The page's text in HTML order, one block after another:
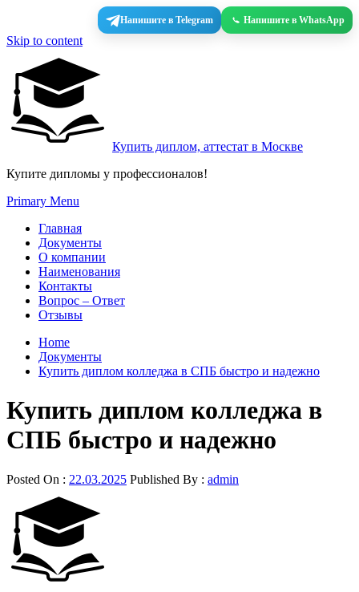
Напишите в Telegram Напишите в WhatsApp
Skip to content
Купить диплом, аттестат в Москве
Купите дипломы у профессионалов!
Primary Menu
Главная
Документы
О компании
Наименования
Контакты
Вопрос – Ответ
Отзывы
Home
Документы
Купить диплом колледжа в СПБ быстро и надежно
Купить диплом колледжа в
СПБ быстро и надежно
Posted On : 22.03.2025 Published By : admin